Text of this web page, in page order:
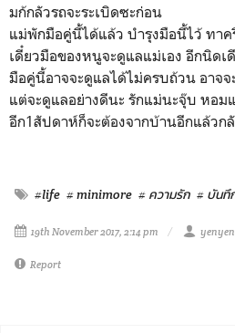
มก้กลัวรถจะระเบิดซะก่อน
แม่พักมือคู่นี้ได้แล้ว บำรุงมือนี้ไว้ ทาค
เดี๋ยวมือของหนูจะดูแลแม่เอง อีกนิดเ
มือคู่นี้อาจจะดูแลได้ไม่ครบถ้วน อาจ
แต่จะดูแลอย่างดีนะ รักแม่นะจุ๊บ หอม
อีก1สัปดาห์ก็จะต้องจากบ้านอีกแล้วก
#life # minimore # ความรัก # บันทึ
19th November 2017, 2:14 pm
Report